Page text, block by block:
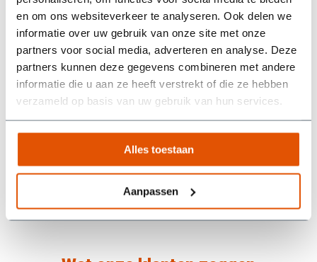
en om ons websiteverkeer te analyseren. Ook delen we
informatie over uw gebruik van onze site met onze
partners voor social media, adverteren en analyse. Deze
partners kunnen deze gegevens combineren met andere
informatie die u aan ze heeft verstrekt of die ze hebben
verzameld op basis van uw gebruik van hun services.
Alles toestaan
Aanpassen
8 weken huren tegen 1
scherpe totaalprijs
Inbegrepen: Het huren,
verwerken van afval en
milieu toeslag.
Razendsnelle
levering
geleverd.
wilt
jij dat wilt.